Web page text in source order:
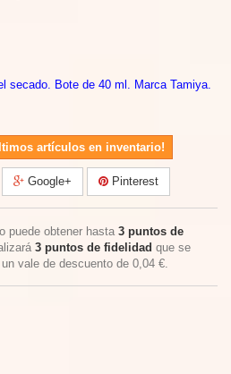
secado. Bote de 40 ml. Marca Tamiya.
artículos en inventario!
Google+ Pinterest
puede obtener hasta 3 puntos de
3 puntos de fidelidad que se
vale de descuento de 0,04 €.